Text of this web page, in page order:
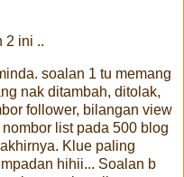
2 ini ..
soalan 1 tu memang
nak ditambah, ditolak,
follower, bilangan view
list pada 500 blog
Klue paling
hihii... Soalan b